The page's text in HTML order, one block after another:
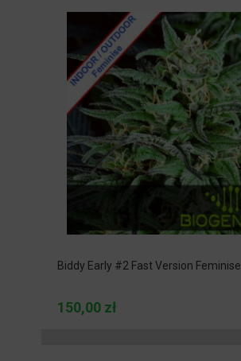
Biddy Early #2 Fast Version Feminise
150,00 zł